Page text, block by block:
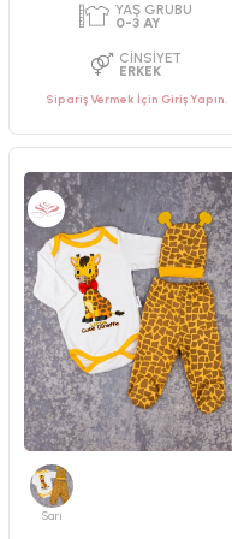
PAKET ADEDI
2ADET
0-3 AY
CINSIYET
Sipariş Vermek İçin Giriş Yapın.
Sarı